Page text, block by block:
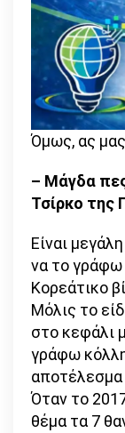
Όμως, ας μας
– Μάγδα
Τσίρκο της
Είναι
να το γράφω
Κορεάτικο
Μόλις το
στο κεφάλι
γράφω
Όταν το
θέμα τα 7